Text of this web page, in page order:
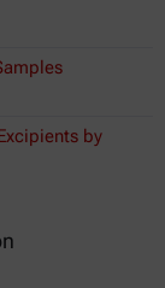
by